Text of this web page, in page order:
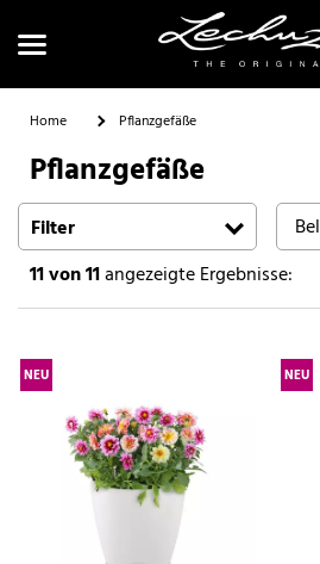
Suchen
Home Pflanzgefäße
Pflanzgefäße
Filter
11von 11angezeigte Ergebnisse:
NEU NEU